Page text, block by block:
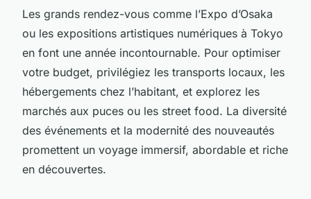
Les grands rendez-vous comme l’Expo d’Osaka
ou les expositions artistiques numériques à Tokyo
en font une année incontournable. Pour optimiser
votre budget, privilégiez les transports locaux, les
hébergements chez l’habitant, et explorez les
marchés aux puces ou les street food. La diversité
des événements et la modernité des nouveautés
promettent un voyage immersif, abordable et riche
en découvertes.